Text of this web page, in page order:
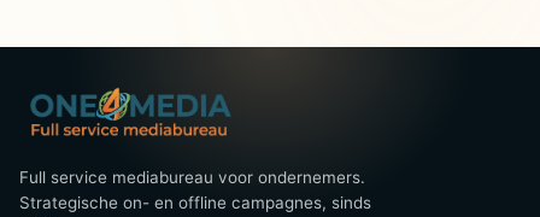
Full service mediabureau voor ondernemers.
Strategische on- en offline campagnes, sinds